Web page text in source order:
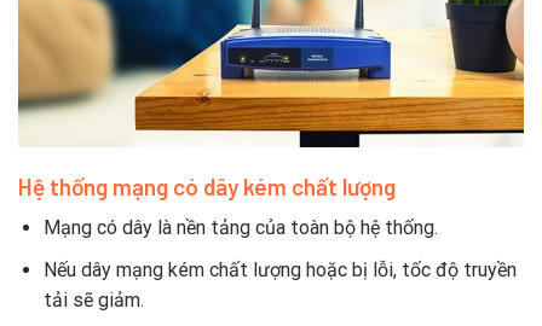
Hệ thống mạng có dây kém chất lượng
Mạng có dây là nền tảng của toàn bộ hệ thống.
Nếu dây mạng kém chất lượng hoặc bị lỗi, tốc độ truyền
tải sẽ giảm.